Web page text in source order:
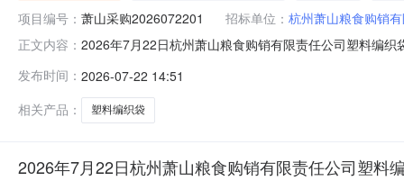
项目编号： 萧山采购2026072201 招标单位： 杭州萧山粮食购销
正文内容： 2026年7月22日杭州萧山粮食购销有限责任公司塑料编
拍10000元/万条，最高成交价7900元/万条，最低成交价
发布时间： 2026-07-22 14:51
相关产品：
塑料编织袋
2026年7月22日杭州萧山粮食购销有限责任公司塑料